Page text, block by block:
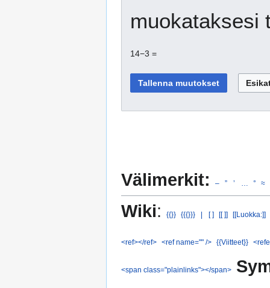
muokataksesi
14−3 =
Välimerkit: – ” ’ ° ≈
Wiki: {{}} {{{}}} | [ ] [[ ]] [[Luokka:]]
<ref></ref> <ref name="" /> {{Viitteet}}
<span class="plainlinks"></span>